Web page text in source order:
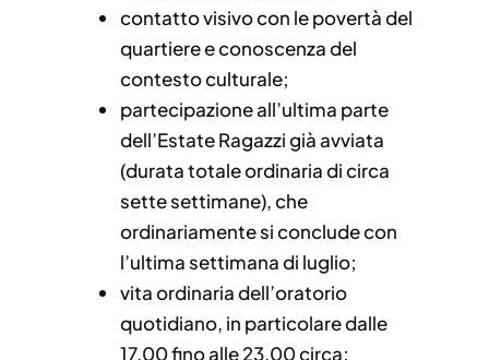
contatto visivo con le povertà del
quartiere e conoscenza del
contesto culturale;
partecipazione all’ultima parte
dell’Estate Ragazzi già avviata
(durata totale ordinaria di circa
sette settimane), che
ordinariamente si conclude con
l’ultima settimana di luglio;
vita ordinaria dell’oratorio
quotidiano, in particolare dalle
17,00 fino alle 23,00 circa;